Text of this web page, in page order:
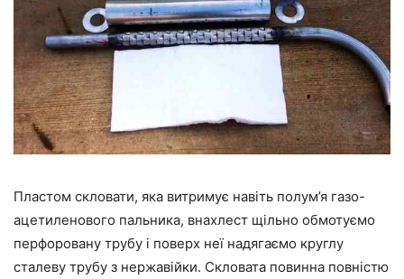
Пластом скловати, яка витримує навіть полум’я газо-
ацетиленового пальника, внахлест щільно обмотуємо
перфоровану трубу і поверх неї надягаємо круглу
сталеву трубу з нержавійки. Скловата повинна повністю